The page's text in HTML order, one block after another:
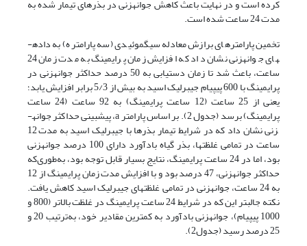
کرده است و در نهایت باعث کاهش جوانه­زنی در بذرهای تیمار شده به
مدت 24 ساعت شده است.
تخمین پارامترهای برازش معادله سیگموئیدی (سه پارامتره) به داده­
های جوانه­زنی نشان داد که افزایش زمان پرایمینگ به مدت زمان 24
ساعت، باعث شد تا زمان دستیابی به 50 درصد حداکثر جوانه­زنی در
پرایمینگ با 600 پی­پی­ام جیبرلیک اسید به بیش از 5/3 برابر افزایش یابد؛
یعنی از 25 ساعت (12 ساعت پرایمینگ) به 92 ساعت (24 ساعت
پرایمینگ) برسد (جدول 2). بر اساس پارامتر a، پیش­بینی حداکثر جوانه­
زنی نشان داد که در شرایط تیمار بذرها با جیبرلیک اسید به مدت 12
ساعت در تمامی غلظت­ها، بذر گیاه بادآورد دارای 100 درصد جوانه­زنی
بود، اما در 24 ساعت پرایمینگ، نتایج بسیار قابل توجه بود، به‌طوری‌که
حداکثر جوانه­زنی، 47 درصد بود و با افزایش مدت زمان پرایمینگ از 12
به 24 ساعت، جوانه­زنی در تمامی غلظت­های جیبرلیک اسید کاهش یافت.
نکته جالب­تر این که در شرایط 24 ساعت پرایمینگ در غلظت بالاتر (800 و
1000 پی­پی­ام)، جوانه­زنی بادآورد به کمترین مقادیر خود، به‌ترتیب 20 و
25 درصد رسید (جدول2).